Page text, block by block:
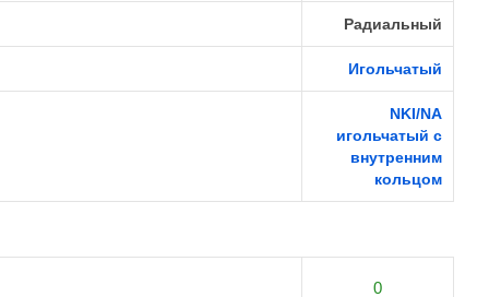
Радиальный
Игольчатый
NKI/NA
игольчатый с
внутренним
кольцом
0